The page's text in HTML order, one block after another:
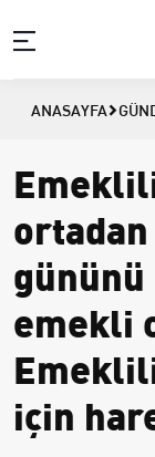
ANASAYFA
emekli
için